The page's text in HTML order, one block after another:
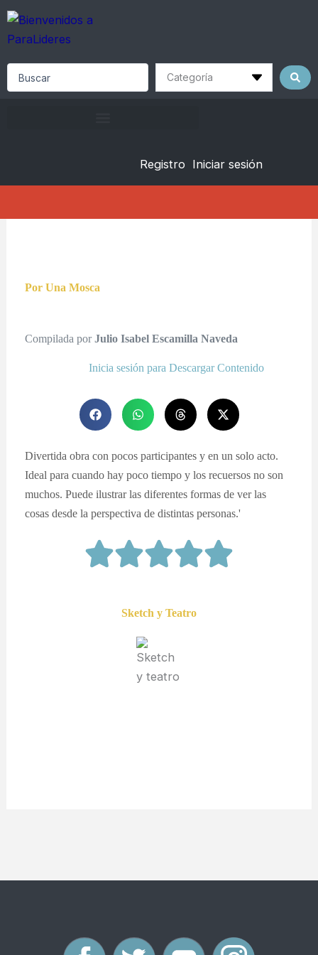
Skip
content
Registro Iniciar sesión
Por Una Mosca
Compilada porJulio Isabel Escamilla Naveda
Inicia sesión para Descargar Contenido
Divertida obra con pocos participantes y en un solo acto.
Ideal para cuando hay poco tiempo y los recuersos no son
muchos. Puede ilustrar las diferentes formas de ver las
cosas desde la perspectiva de distintas personas.'
Sketch y Teatro